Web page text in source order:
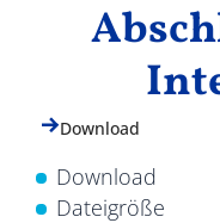
Download
Download
Dateigröße